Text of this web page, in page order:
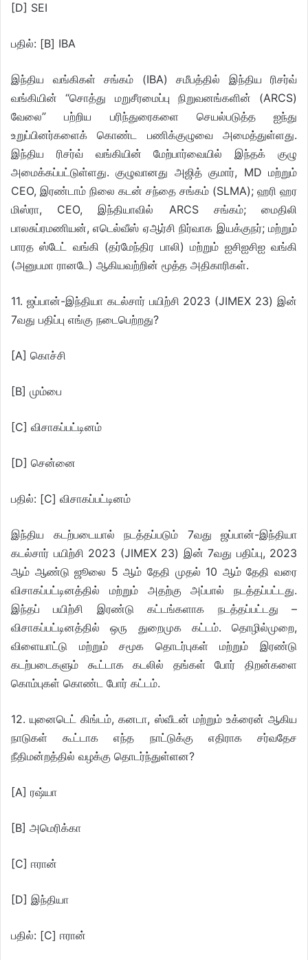
[D] SEI
பதில்: [B] IBA
இந்திய வங்கிகள் சங்கம் (IBA) சமீபத்தில் இந்திய ரிசர்வ்
வங்கியின் “சொத்து மறுசீரமைப்பு நிறுவனங்களின் (ARCS)
வேலை” பற்றிய பரிந்துரைகளை செயல்படுத்த ஐந்து
உறுப்பினர்களைக் கொண்ட பணிக்குழுவை அமைத்துள்ளது.
இந்திய ரிசர்வ் வங்கியின் மேற்பார்வையில் இந்தக் குழு
அமைக்கப்பட்டுள்ளது. குழுவானது அஜித் குமார், MD மற்றும்
CEO, இரண்டாம் நிலை கடன் சந்தை சங்கம் (SLMA); ஹரி ஹர
மிஸ்ரா, CEO, இந்தியாவில் ARCS சங்கம்; மைதிலி
பாலசுப்ரமணியன், எடெல்வீஸ் ஏஆர்சி நிர்வாக இயக்குநர்; மற்றும்
பாரத ஸ்டேட் வங்கி (தர்மேந்திர பாலி) மற்றும் ஐசிஐசிஐ வங்கி
(அனுபமா ரானடே) ஆகியவற்றின் மூத்த அதிகாரிகள்.
11. ஜப்பான்-இந்தியா கடல்சார் பயிற்சி 2023 (JIMEX 23) இன்
7வது பதிப்பு எங்கு நடைபெற்றது?
[A] கொச்சி
[B] மும்பை
[C] விசாகப்பட்டினம்
[D] சென்னை
பதில்: [C] விசாகப்பட்டினம்
இந்திய கடற்படையால் நடத்தப்படும் 7வது ஜப்பான்-இந்தியா
கடல்சார் பயிற்சி 2023 (JIMEX 23) இன் 7வது பதிப்பு, 2023
ஆம் ஆண்டு ஜூலை 5 ஆம் தேதி முதல் 10 ஆம் தேதி வரை
விசாகப்பட்டினத்தில் மற்றும் அதற்கு அப்பால் நடத்தப்பட்டது.
இந்தப் பயிற்சி இரண்டு கட்டங்களாக நடத்தப்பட்டது –
விசாகப்பட்டினத்தில் ஒரு துறைமுக கட்டம். தொழில்முறை,
விளையாட்டு மற்றும் சமூக தொடர்புகள் மற்றும் இரண்டு
கடற்படைகளும் கூட்டாக கடலில் தங்கள் போர் திறன்களை
கொம்புகள் கொண்ட போர் கட்டம்.
12. யுனைடெட் கிங்டம், கனடா, ஸ்வீடன் மற்றும் உக்ரைன் ஆகிய
நாடுகள் கூட்டாக எந்த நாட்டுக்கு எதிராக சர்வதேச
நீதிமன்றத்தில் வழக்கு தொடர்ந்துள்ளன?
[A] ரஷ்யா
[B] அமெரிக்கா
[C] ஈரான்
[D] இந்தியா
பதில்: [C] ஈரான்